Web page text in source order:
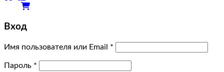
Вход
Имя пользователя или Email *
Пароль *